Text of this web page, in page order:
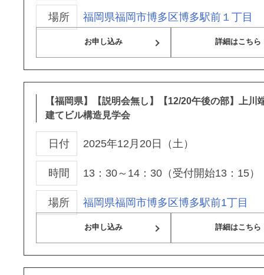
場所 福岡県福岡市博多区博多駅前１丁目
お申し込み 詳細はこちら
【福岡県】【説明会無し】【12/20午後の部】上川
建てビル構造見学会
日付 2025年12月20日（土）
時間 13：30～14：30（受付開始13：15）
場所 福岡県福岡市博多区博多駅前1丁目
お申し込み 詳細はこちら